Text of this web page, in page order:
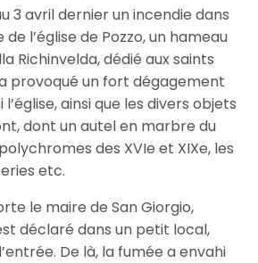
3 avril dernier un incendie dans
de l’églisede Pozzo, un hameau
Richinvelda, dédié aux saints
provoqué un fort dégagement
ainsi que les divers objets
dont un autel en marbre du
des XVIe et XIXe, les
etc.
le maire de San Giorgio,
déclaré dans un petit local,
De là, la fumée a envahi